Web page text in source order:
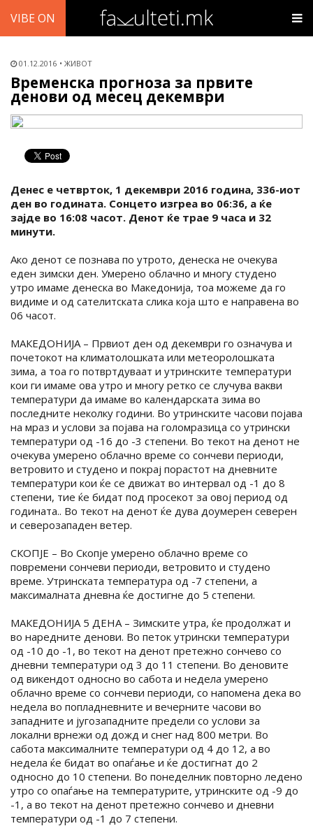
VIBE ON
01.12.2016 ЖИВОТ
Временска прогноза за првите
денови од месец декември
Денес е четврток, 1 декември 2016 година, 336-иот
ден во годината. Сонцето изгреа во 06:36, а ќе
зајде во 16:08 часот. Денот ќе трае 9 часа и 32
минути.
Ако денот се познава по утрото, денеска не очекува
еден зимски ден. Умерено облачно и многу студено
утро имаме денеска во Македонија, тоа можеме да го
видиме и од сателитската слика која што е направена во
06 часот.
МАКЕДОНИЈА – Првиот ден од декември го означува и
почетокот на климатолошката или метеоролошката
зима, а тоа го потвртдуваат и утринските температури
кои ги имаме ова утро и многу ретко се случува вакви
температури да имаме во календарската зима во
последните неколку години. Во утринските часови појава
на мраз и услови за појава на голомразица со утрински
температури од -16 до -3 степени. Во текот на денот не
очекува умерено облачно време со сончеви периоди,
ветровито и студено и покрај порастот на дневните
температури кои ќе се движат во интервал од -1 до 8
степени, тие ќе бидат под просекот за овој период од
годината.. Во текот на денот ќе дува доумерен северен
и северозападен ветер.
СКОПЈЕ – Во Скопје умерено облачно време со
повремени сончеви периоди, ветровито и студено
време. Утринската температура од -7 степени, а
максималната дневна ќе достигне до 5 степени.
МАКЕДОНИЈА 5 ДЕНА – Зимските утра, ќе продолжат и
во наредните денови. Во петок утрински температури
од -10 до -1, во текот на денот претежно сончево со
дневни температури од 3 до 11 степени. Во деновите
од викендот односно во сабота и недела умерено
облачно време со сончеви периоди, со напомена дека во
недела во попладневните и вечерните часови во
западните и југозападните предели со услови за
локални врнежи од дожд и снег над 800 метри. Во
сабота максималните температури од 4 до 12, а во
недела ќе бидат во опаѓање и ќе достигнат до 2
односно до 10 степени. Во понеделник повторно ледено
утро со опаѓање на температурите, утринските од -9 до
-1, а во текот на денот претежно сончево и дневни
температури од -1 до 7 степени.